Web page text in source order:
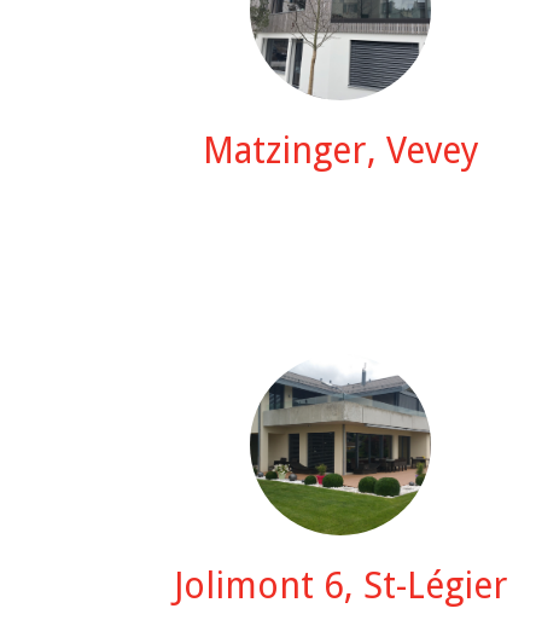
Matzinger, Vevey
Jolimont 6, St-Légier